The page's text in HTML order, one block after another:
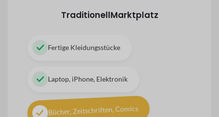
TraditionellMarktplatz
Fertige Kleidungsstücke
Laptop, iPhone, Elektronik
Bücher, Zeitschriften, Comics